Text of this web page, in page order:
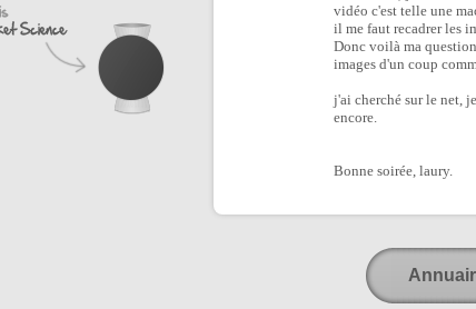
vidéo c'est telle une
il me faut recadrer les
Donc voilà ma
images d'un coup
j'ai cherché sur le net,
encore.
Bonne soirée, laury.